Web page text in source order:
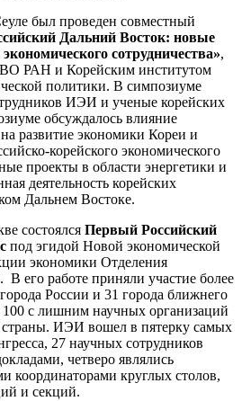
был проведен совместный
Дальний Восток: новые
сотрудничества»,
РАН и Корейским институтом
политики. В симпозиуме
ИЭИ и ученые корейских
обсуждалось влияние
развитие экономики Кореи и
корейского экономического
проекты в области энергетики и
деятельность корейских
Дальнем Востоке.
состоялся Первый Российский
под эгидой Новой экономической
экономики Отделения
его работе приняли участие более
России и 31 города ближнего
100 с лишним научных организаций
страны. ИЭИ вошел в пятерку самых
27 научных сотрудников
четверо являлись
координаторами круглых столов,
и секций.